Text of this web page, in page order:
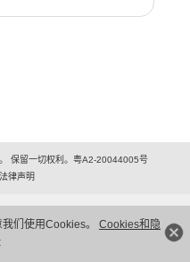
们使用Cookies。 Cookies和隐
保留一切权利。粤A2-20044005号
法律声明